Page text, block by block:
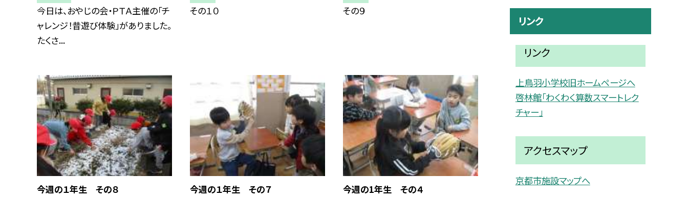
今日は、おやじの会・ＰＴＡ主催の「チ
ャレンジ！昔遊び体験」がありました。
たくさ...
その１０ その９
今週の１年生 その８ 今週の１年生 その７ 今週の1年生 その４
リンク
リンク
上鳥羽小学校旧ホームページへ
啓林館「わくわく算数スマートレク
チャー」
アクセスマップ
京都市施設マップへ